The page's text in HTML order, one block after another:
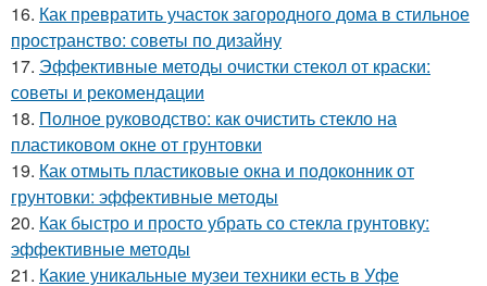
16. Как превратить участок загородного дома в стильное
пространство: советы по дизайну
17. Эффективные методы очистки стекол от краски:
советы и рекомендации
18. Полное руководство: как очистить стекло на
пластиковом окне от грунтовки
19. Как отмыть пластиковые окна и подоконник от
грунтовки: эффективные методы
20. Как быстро и просто убрать со стекла грунтовку:
эффективные методы
21. Какие уникальные музеи техники есть в Уфе